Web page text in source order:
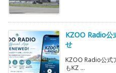
KZOO Radio公
せ
KZOO Radio公式
もKZ ...